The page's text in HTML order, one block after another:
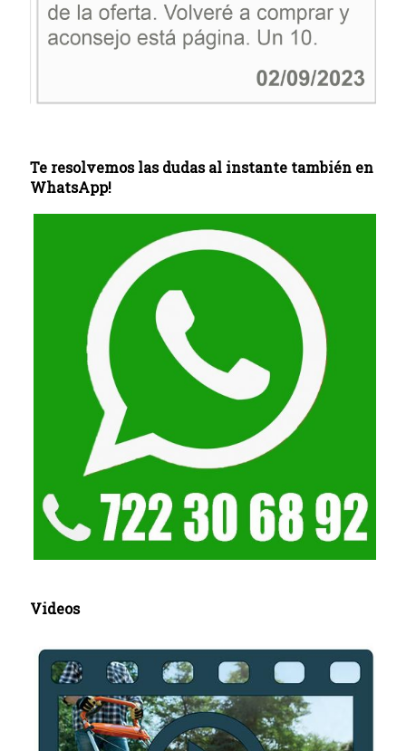
Te resolvemos las dudas al instante también en
WhatsApp!
Videos